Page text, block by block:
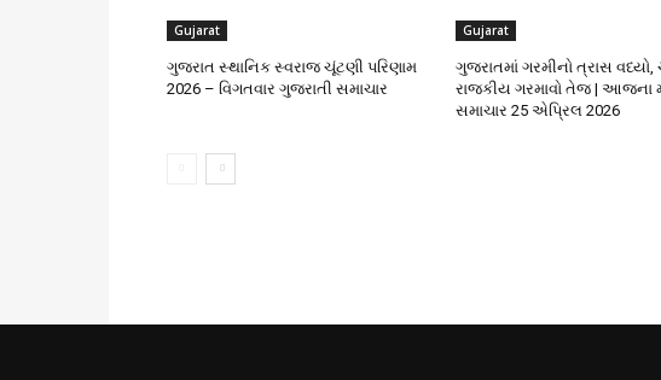
Gujarat
ગુજરાત સ્થાનિક સ્વરાજ ચૂંટણી પરિણામ
2026 – વિગતવાર ગુજરાતી સમાચાર
Gujarat
ગુજરાતમાં ગરમીનો ત્રાસ વધ્યો,
રાજકીય ગરમાવો તેજ | આજના
સમાચાર 25 એપ્રિલ 2026